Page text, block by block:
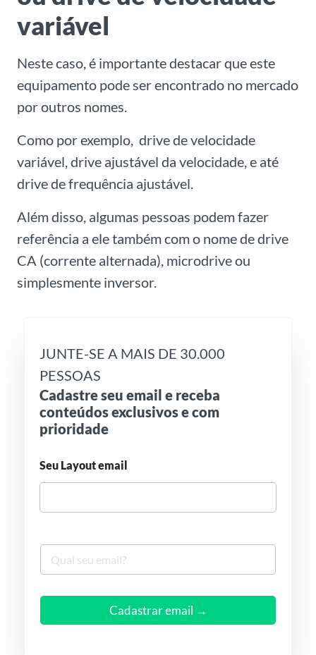
variável
Neste caso, é importante destacar que este
equipamento pode ser encontrado no mercado
por outros nomes.
Como por exemplo, drive de velocidade
variável, drive ajustável da velocidade, e até
drive de frequência ajustável.
Além disso, algumas pessoas podem fazer
referência a ele também com o nome de drive
CA (corrente alternada), microdrive ou
simplesmente inversor.
JUNTE-SE A MAIS DE 30.000
PESSOAS
Cadastre seu email e receba
conteúdos exclusivos e com
prioridade
Seu Layout email
S
u
Cadastrar email →